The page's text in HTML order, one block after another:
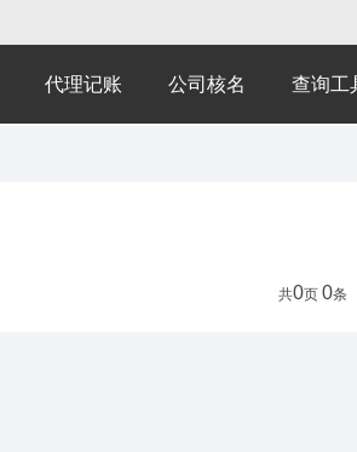
代理记账 公司核名 查询工
共0页 0条